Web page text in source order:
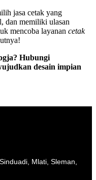
jasa cetak yang
dan memiliki ulasan
mencoba layanan cetak
Hubungi
desain impian
Mlati, Sleman,